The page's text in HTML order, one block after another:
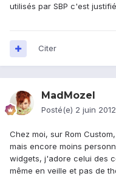
utilisés par SBP c'est
Citer
MadMozel
Posté(e) 2 juin 2012
Chez moi, sur Rom
mais encore moins
widgets, j'adore celui des
même en veille et pas de